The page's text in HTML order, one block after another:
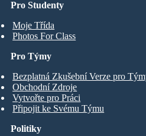
Pro Studenty
Moje Třída
Photos For Class
Pro Týmy
Bezplatná Zkušební Verze pro
Obchodní Zdroje
Vytvořte pro Práci
Připojit ke Svému Týmu
Politiky